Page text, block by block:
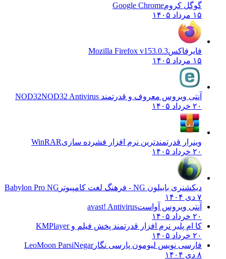
گوگل کرومGoogle Chrome
۱۵ مرداد ۱۴۰۵
فایرفاکسMozilla Firefox v153.0.3
۱۵ مرداد ۱۴۰۵
آنتی ویروس معروف و قدرتمند NOD32 NOD32 Antivirus
۲۰ خرداد ۱۴۰۵
وینرار قدرتمندترین نرم افزار فشرده سازیWinRAR
۲۰ خرداد ۱۴۰۵
دیکشنری بابیلون NG - فرهنگ لغت کامپیوتر
Babylon Pro NG
۷ دی ۱۴۰۴
آنتی ویروس آواستavast! Antivirus
۲۰ خرداد ۱۴۰۵
کا ام پلیر نرم افزار قدرتمند پخش فیلم وKMPlayer
۲۰ خرداد ۱۴۰۵
فارسی نویس لیومون پارسی نگارLeoMoon ParsiNegar
۸ دی ۱۴۰۴